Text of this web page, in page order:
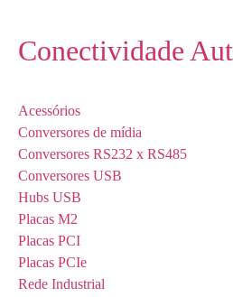
Conectividade
Acessórios
Conversores de mídia
Conversores RS232 x RS485
Conversores USB
Hubs USB
Placas M2
Placas PCI
Placas PCIe
Rede Industrial